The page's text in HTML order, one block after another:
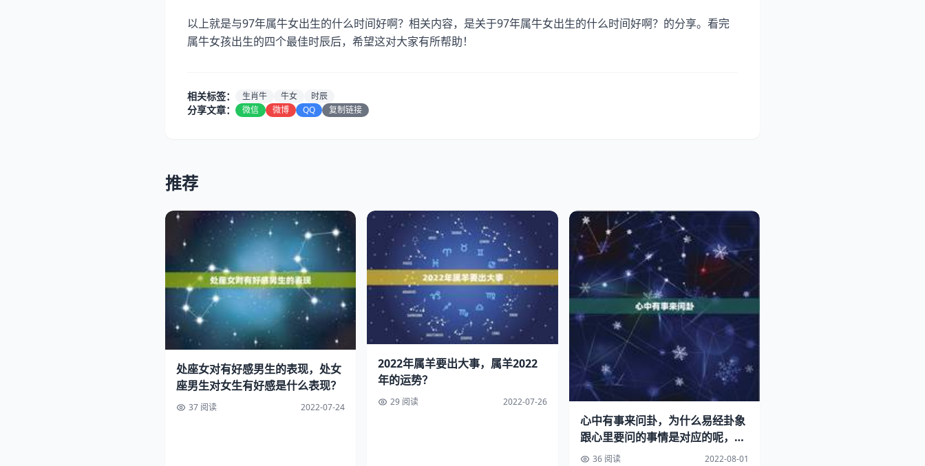
以上就是与97年属牛女出生的什么时间好啊？相关内容，是关于97年属牛女出生的什么时间好啊？的分享。看完
属牛女孩出生的四个最佳时辰后，希望这对大家有所帮助！
相关标签： 生肖牛 牛女 时辰
分享文章： 微信 微博 QQ 复制链接
推荐
处座女对有好感男生的表现，处女
座男生对女生有好感是什么表现？
37 阅读 2022-07-24
2022年属羊要出大事，属羊2022
年的运势？
29 阅读 2022-07-26
心中有事来问卦，为什么易经卦象
跟心里要问的事情是对应的呢，也
就是易经是
36 阅读 2022-08-01